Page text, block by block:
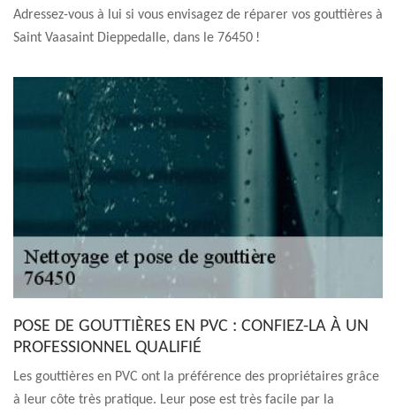
Adressez-vous à lui si vous envisagez de réparer vos gouttières à
Saint Vaasaint Dieppedalle, dans le 76450 !
POSE DE GOUTTIÈRES EN PVC : CONFIEZ-LA À UN
PROFESSIONNEL QUALIFIÉ
Les gouttières en PVC ont la préférence des propriétaires grâce
à leur côte très pratique. Leur pose est très facile par la